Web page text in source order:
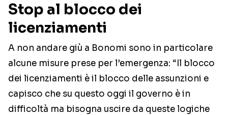
Stop al blocco dei
licenziamenti
A non andare giù a Bonomi sono in particolare
alcune misure prese per l’emergenza: “Il blocco
dei licenziamenti è il blocco delle assunzioni e
capisco che su questo oggi il governo è in
difficoltà ma bisogna uscire da queste logiche